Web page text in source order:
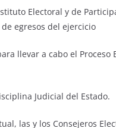
Electoral y de
egresos del ejercicio
llevar a cabo el Proceso
Judicial del Estado.
las y los Consejeros